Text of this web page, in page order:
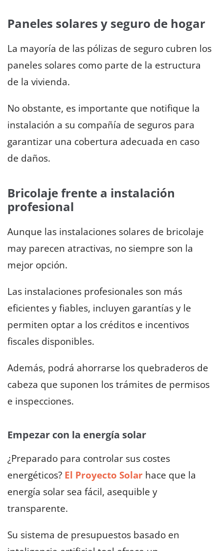
Paneles solares y seguro de hogar
La mayoría de las pólizas de seguro cubren los
paneles solares como parte de la estructura
de la vivienda.
No obstante, es importante que notifique la
instalación a su compañía de seguros para
garantizar una cobertura adecuada en caso
de daños.
Bricolaje frente a instalación
profesional
Aunque las instalaciones solares de bricolaje
may parecen atractivas, no siempre son la
mejor opción.
Las instalaciones profesionales son más
eficientes y fiables, incluyen garantías y le
permiten optar a los créditos e incentivos
fiscales disponibles.
Además, podrá ahorrarse los quebraderos de
cabeza que suponen los trámites de permisos
e inspecciones.
Empezar con la energía solar
¿Preparado para controlar sus costes
energéticos? El Proyecto Solar hace que la
energía solar sea fácil, asequible y
transparente.
Su sistema de presupuestos basado en